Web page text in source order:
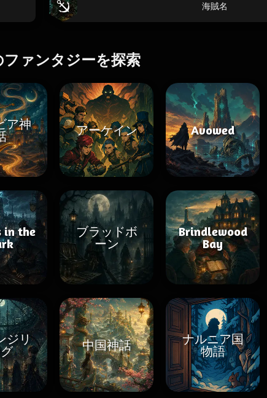
海賊名
ァンタジーを探索
ア神
アーケイン Avowed
in the
ブラッドボ
ーン
Brindlewood
Bay
ジリ
中国神話
ナルニア国
物語